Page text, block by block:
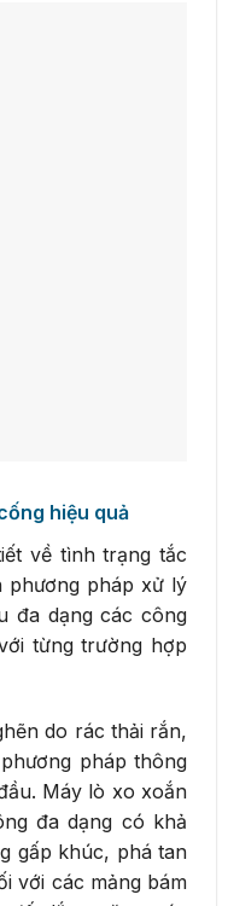
hiệu quả
về tình trạng tắc
phương pháp xử lý
đa dạng các công
từng trường hợp
do rác thải rắn,
pháp thông
Máy lò xo xoắn
đa dạng có khả
gấp khúc, phá tan
với các mảng bám